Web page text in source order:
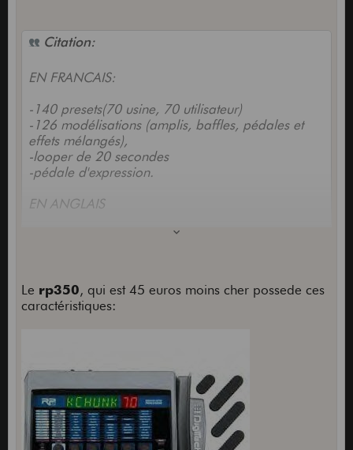
Citation:
EN FRANCAIS:
-140 presets(70 usine, 70 utilisateur)
-126 modélisations (amplis, baffles, pédales et
effets mélangés),
-looper de 20 secondes
-pédale d'expression.
EN ANGLAIS
-140 presets (70 factory, 70 user)
-60 High quality drum patterns
-Independent 1/4" Left and Right Outputs
Le rp350, qui est 45 euros moins cher possede ces
caractéristiques: